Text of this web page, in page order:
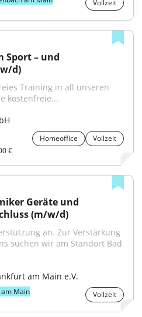
Vollzeit
Sport – und
d)
Training in all unseren
kostenfreie...
Homeoffice
Vollzeit
€
Geräte und
(m/w/d)
an. Zur Verstärkung
suchen wir am Standort Bad
am Main e.V.
Main Vollzeit